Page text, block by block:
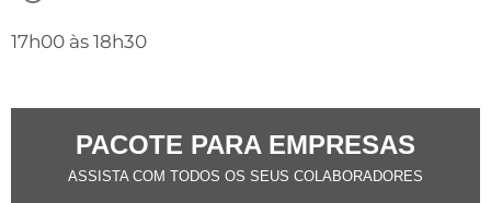
17h00 às 18h30
PACOTE PARA EMPRESAS
ASSISTA COM TODOS OS SEUS COLABORADORES